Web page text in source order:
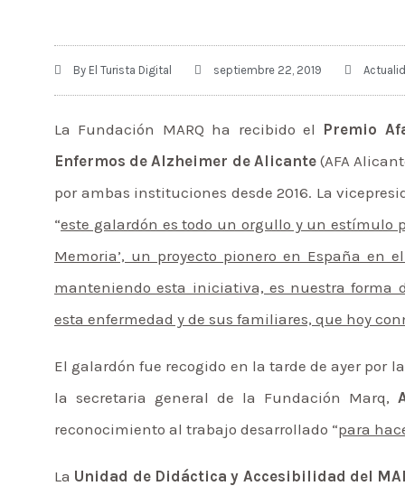
By El Turista Digital septiembre 22, 2019
La Fundación MARQ ha recibido el Premio
Enfermos de Alzheimer de Alicante(AFA
por ambas instituciones desde 2016. La
“este galardón es todo un orgullo y un estímulo
Memoria’, un proyecto pionero en España en
manteniendo esta iniciativa, es nuestra forma
esta enfermedad y de sus familiares, que hoy
El galardón fue recogido en la tarde de ayer por
la secretaria general de la Fundación Marq,
reconocimiento al trabajo desarrollado “para
La Unidad de Didáctica y Accesibilidad del